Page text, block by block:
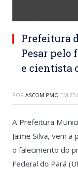
Prefeitura
Pesar pelo
e cientista
POR ASCOM PMO EM 25
A Prefeitura
Jaime Silva, vem
o falecimento do
Federal do Pará